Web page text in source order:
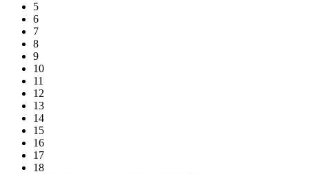
5
6
7
8
9
10
11
12
13
14
15
16
17
18